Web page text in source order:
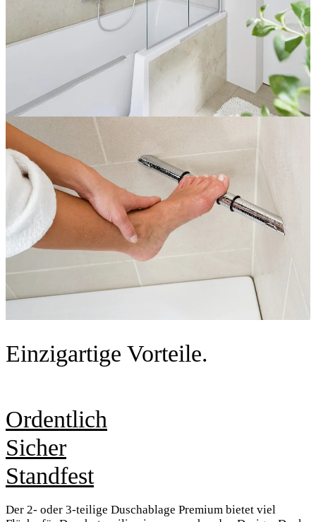
Einzigartige Vorteile.
Ordentlich
Der 2- oder 3-teilige Duschablage Premium bietet viel
Sicher
Standfest